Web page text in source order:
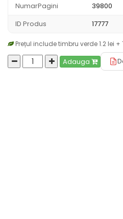
NumarPagini
39800
ID Produs
17777
Prețul include timbru verde 1.2 lei +
Adauga